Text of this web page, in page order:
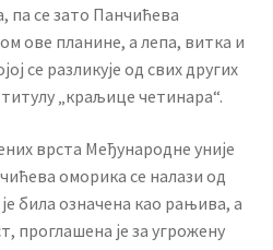
па се зато Панчићева
ове планине, а лепа, витка и
се разликује од свих других
титулу „краљице четинара“.
врста Међународне уније
оморика се налази од
била означена као рањива, а
проглашена је за угрожену